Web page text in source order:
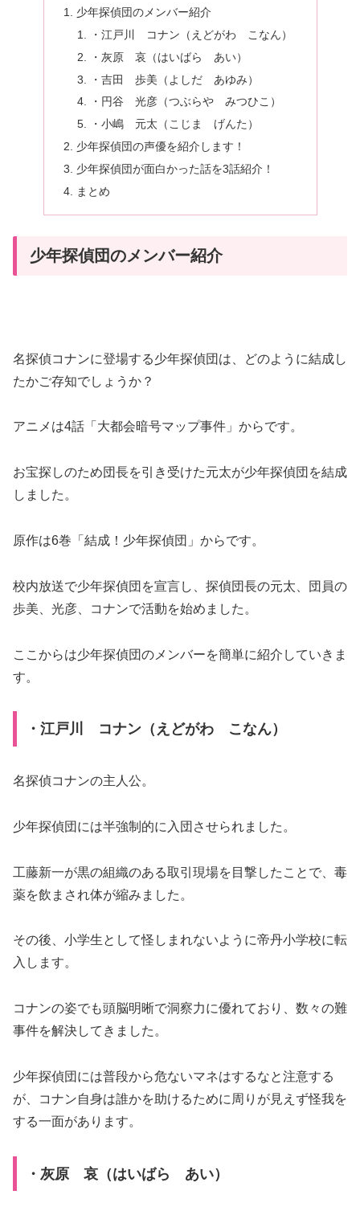
少年探偵団のメンバー紹介
・江戸川 コナン（えどがわ こなん）
・灰原 哀（はいばら あい）
・吉田 歩美（よしだ あゆみ）
・円谷 光彦（つぶらや みつひこ）
・小嶋 元太（こじま げんた）
少年探偵団の声優を紹介します！
少年探偵団が面白かった話を3話紹介！
まとめ
少年探偵団のメンバー紹介
名探偵コナンに登場する少年探偵団は、どのように結成し
たかご存知でしょうか？
アニメは4話「大都会暗号マップ事件」からです。
お宝探しのため団長を引き受けた元太が少年探偵団を結成
しました。
原作は6巻「結成！少年探偵団」からです。
校内放送で少年探偵団を宣言し、探偵団長の元太、団員の
歩美、光彦、コナンで活動を始めました。
ここからは少年探偵団のメンバーを簡単に紹介していきま
す。
・江戸川 コナン（えどがわ こなん）
名探偵コナンの主人公。
少年探偵団には半強制的に入団させられました。
工藤新一が黒の組織のある取引現場を目撃したことで、毒
薬を飲まされ体が縮みました。
その後、小学生として怪しまれないように帝丹小学校に転
入します。
コナンの姿でも頭脳明晰で洞察力に優れており、数々の難
事件を解決してきました。
少年探偵団には普段から危ないマネはするなと注意する
が、コナン自身は誰かを助けるために周りが見えず怪我を
する一面があります。
・灰原 哀（はいばら あい）